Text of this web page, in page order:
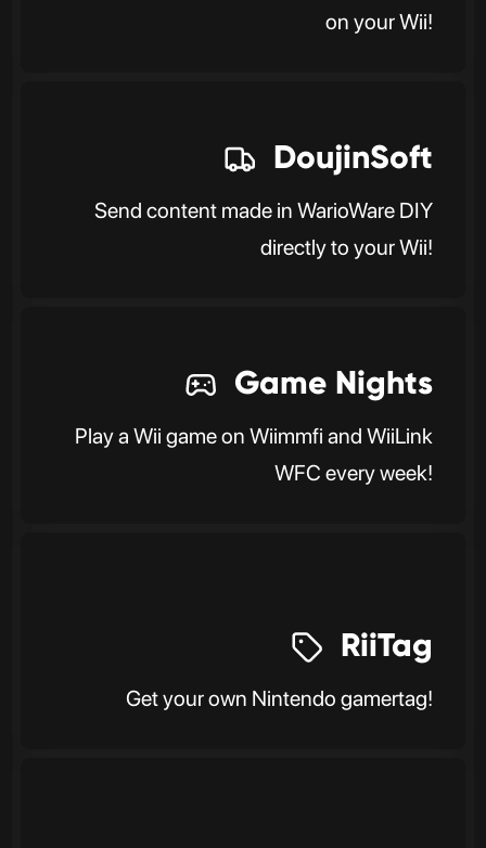
on your Wii!
DoujinSoft
Send content made in WarioWare DIY
directly to your Wii!
Game Nights
Play a Wii game on Wiimmfi and WiiLink
WFC every week!
RiiTag
Get your own Nintendo gamertag!